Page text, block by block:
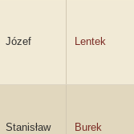
Józef Lentek
Stanisław Burek